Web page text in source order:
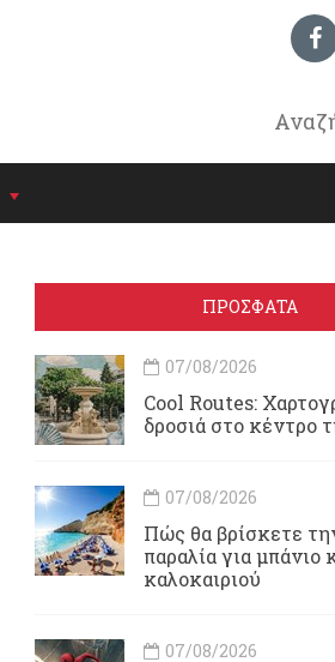
ΠΡΟΣΦΑΤΑ
07/08/2026
Cool Routes:
δροσιά στο κέντρο
07/08/2026
Πώς θα βρίσκετε
παραλία για μπάνιο
καλοκαιριού
07/08/2026